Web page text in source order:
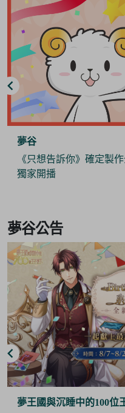
夢谷
《Pokémon Sleep》 x
攜手推出合作商品 與寶
of
6
夢谷公告
夢谷